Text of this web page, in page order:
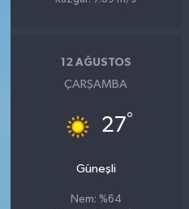
12 AĞUSTOS
ÇARŞAMBA
27°
Güneşli
Nem: %64